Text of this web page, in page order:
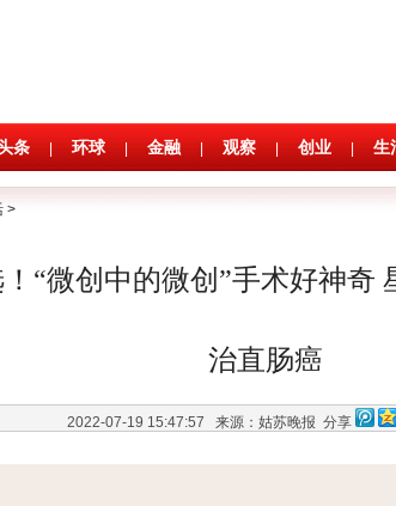
条 环球 金融 观察 创业 生
>
“微创中的微创”手术好神奇
治直肠癌
2022-07-19 15:47:57 来源：姑苏晚报 分享